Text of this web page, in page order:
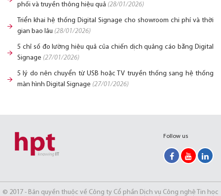
phối và truyền thông hiệu quả (28/01/2026)
Triển khai hệ thống Digital Signage cho showroom chi phí và thời
gian bao lâu (28/01/2026)
5 chỉ số đo lường hiệu quả của chiến dịch quảng cáo bằng Digital
Signage (27/01/2026)
5 lý do nên chuyển từ USB hoặc TV truyền thống sang hệ thống
màn hình Digital Signage (27/01/2026)
Follow us
© 2017 - Bản quyền thuộc về Công ty Cổ phần Dịch vụ Công nghệ Tin học